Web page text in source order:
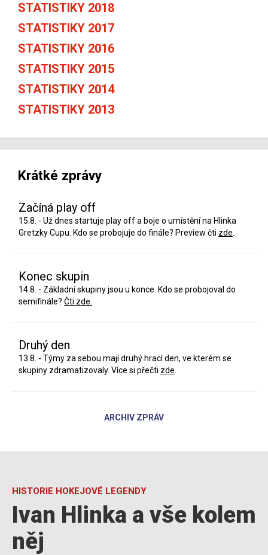
STATISTIKY 2018
STATISTIKY 2017
STATISTIKY 2016
STATISTIKY 2015
STATISTIKY 2014
STATISTIKY 2013
Krátké zprávy
Začíná play off
15.8. - Už dnes startuje play off a boje o umístění na Hlinka
Gretzky Cupu. Kdo se probojuje do finále? Preview čti zde
Konec skupin
14.8. - Základní skupiny jsou u konce. Kdo se probojoval do
semifinále? Čti zde.
Druhý den
13.8. - Týmy za sebou mají druhý hrací den, ve kterém se
skupiny zdramatizovaly. Více si přečti zde
ARCHIV ZPRÁV
HISTORIE HOKEJOVÉ LEGENDY
Ivan Hlinka a vše kolem
něj